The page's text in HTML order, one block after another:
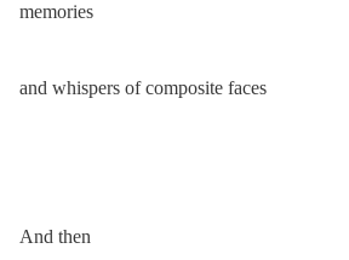
memories
and whispers of composite faces
And then